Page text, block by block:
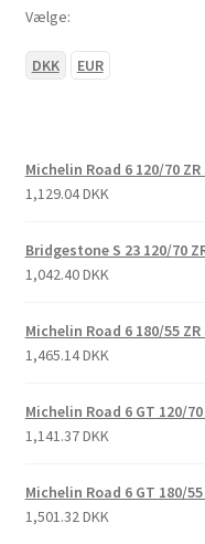
Vælge:
DKK EUR
Michelin Road 6 120/70
1,129.04 DKK
Bridgestone S 23 120/70
1,042.40 DKK
Michelin Road 6 180/55
1,465.14 DKK
Michelin Road 6 GT 120/
1,141.37 DKK
Michelin Road 6 GT 180/
1,501.32 DKK